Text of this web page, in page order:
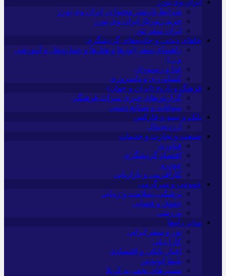
ایران وی تورز
شرایط بازنشر محتوا در ایران وی تورز
خرید رپورتاژ ایران وی تورز
ایران سفر تور
جاهای دیدنی و جاذبه‌های گردشگری
راهنمای سفر (تورها و هتل‌ها و حمل‌و‌نقل و آموزشی
و…)
غذا و رستوران
کشاورزی و دامپروری
فرهنگ و تاریخ (ایران و جهان)
گزارش‌های خبری میراث فرهنگی
سوغات و صنایع دستی
بانک و بیمه و فارکس
ارزدیجیتال
صنعت و تجارت و خدمات
فناوری
اقتصاد گردشگری
خودرو
کارآفرینی و بازاریابی
عمومی و سرگرمی
پزشکی، سلامت و زیبایی
حقوق و قضایی
ورزشی
سایر راه‌ها
تور و سفر ایرانی
کارا دیلی
اخبار بانکی و اقتصادی
بلیط اتوبوس
مسیرهای نجف به کربلا